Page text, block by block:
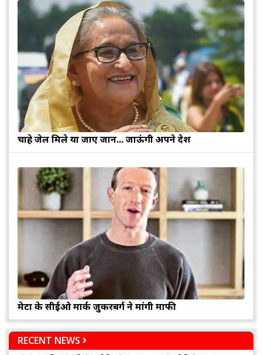
चाहे जेल मिले या जाए जान... जाऊंगी अपने देश
मेटा के सीईओ मार्क जुकरबर्ग ने मांगी माफी
RECENT NEWS